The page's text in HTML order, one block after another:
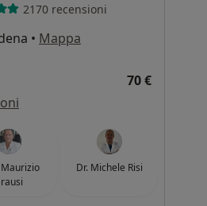
2170 recensioni
• Mappa
70 €
Dr. Michele Risi